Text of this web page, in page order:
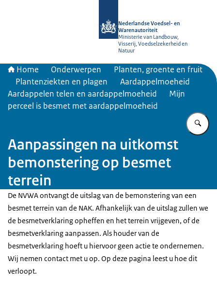
Nederlandse Voedsel- en
Warenautoriteit
Ministerie van Landbouw,
Visserij, Voedselzekerheid en
Natuur
Home Onderwerpen
Planten, groente en fruit
Plantenziekten en plagen
Aardappelmoeheid
Aardappelen telen en aardappelmoeheid
Mijn
perceel is besmet met aardappelmoeheid
Aanpassingen na uitkomst
bemonstering op besmet
terrein
De NVWA ontvangt de uitslag van de bemonstering van een
besmet terrein van de NAK. Afhankelijk van de uitslag zullen we
de besmetverklaring opheffen en het terrein vrijgeven, of de
besmetverklaring aanpassen. Als houder van de
besmetverklaring hoeft u hiervoor geen actie te ondernemen.
Wij nemen contact met u op. Op deze pagina leest u hoe dit
verloopt.